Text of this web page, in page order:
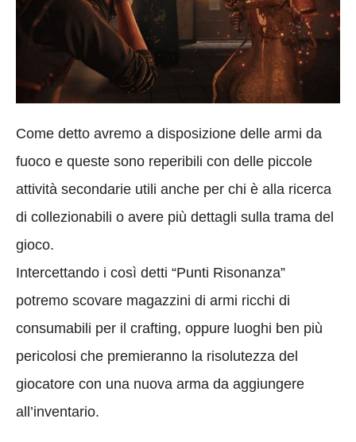
Come detto avremo a disposizione delle armi da
fuoco e queste sono reperibili con delle piccole
attività secondarie utili anche per chi è alla ricerca
di collezionabili o avere più dettagli sulla trama del
gioco.
Intercettando i così detti “Punti Risonanza”
potremo scovare magazzini di armi ricchi di
consumabili per il crafting, oppure luoghi ben più
pericolosi che premieranno la risolutezza del
giocatore con una nuova arma da aggiungere
all’inventario.